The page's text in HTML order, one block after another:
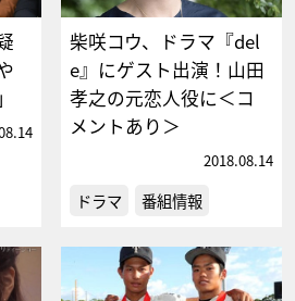
柴咲コウ、ドラマ『del
e』にゲスト出演！山田
孝之の元恋人役に＜コ
メントあり＞
2018.08.14
ドラマ 番組情報